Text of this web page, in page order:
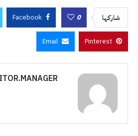
شاركها 0
Facebook
Pinterest
Email